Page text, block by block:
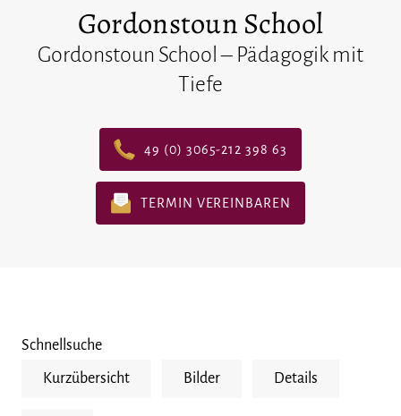
Gordonstoun School
Gordonstoun School – Pädagogik mit
Tiefe
49 (0) 3065-212 398 63
TERMIN VEREINBAREN
Schnellsuche
Kurzübersicht Bilder Details